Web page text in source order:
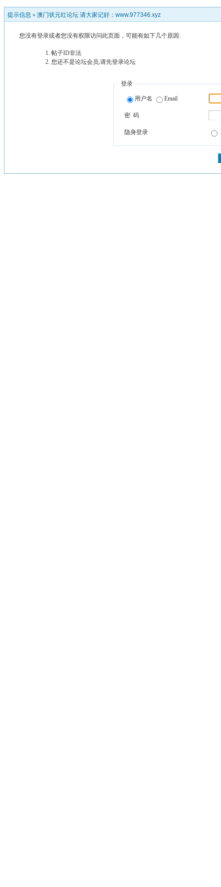
提示信息 » 澳门状元红论坛 请大家记好：www.977346.xyz
您没有登录或者您没有权限访问此页面，可能有如下几个原因:
帖子ID非法
您还不是论坛会员,请先登录论坛
登录
用户名 Email
密 码
隐身登录